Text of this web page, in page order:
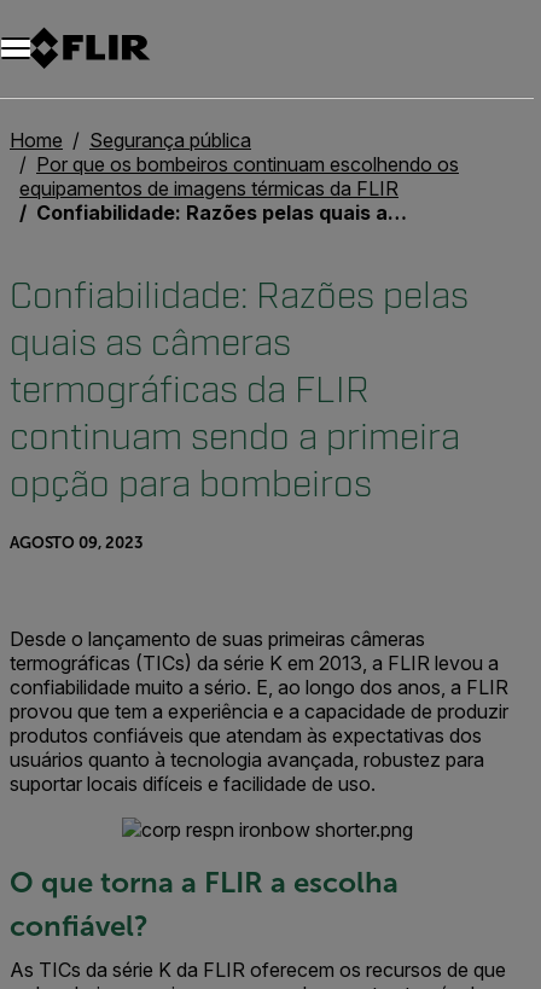
Home
Segurança pública
Por que os bombeiros continuam escolhendo os
equipamentos de imagens térmicas da FLIR
Confiabilidade: Razões pelas quais as câmeras termográficas da FLIR continuam sendo a primeira opção para bombeiros
Confiabilidade: Razões pelas
quais as câmeras
termográficas da FLIR
continuam sendo a primeira
opção para bombeiros
AGOSTO 09, 2023
Desde o lançamento de suas primeiras câmeras
termográficas (TICs) da série K em 2013, a FLIR levou a
confiabilidade muito a sério. E, ao longo dos anos, a FLIR
provou que tem a experiência e a capacidade de produzir
produtos confiáveis que atendam às expectativas dos
usuários quanto à tecnologia avançada, robustez para
suportar locais difíceis e facilidade de uso.
O que torna a FLIR a escolha
confiável?
As TICs da série K da FLIR oferecem os recursos de que